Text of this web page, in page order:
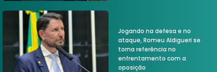
Jogando na defesa e no
ataque, Romeu Aldigueri se
torna referência no
enfrentamento com a
oposição